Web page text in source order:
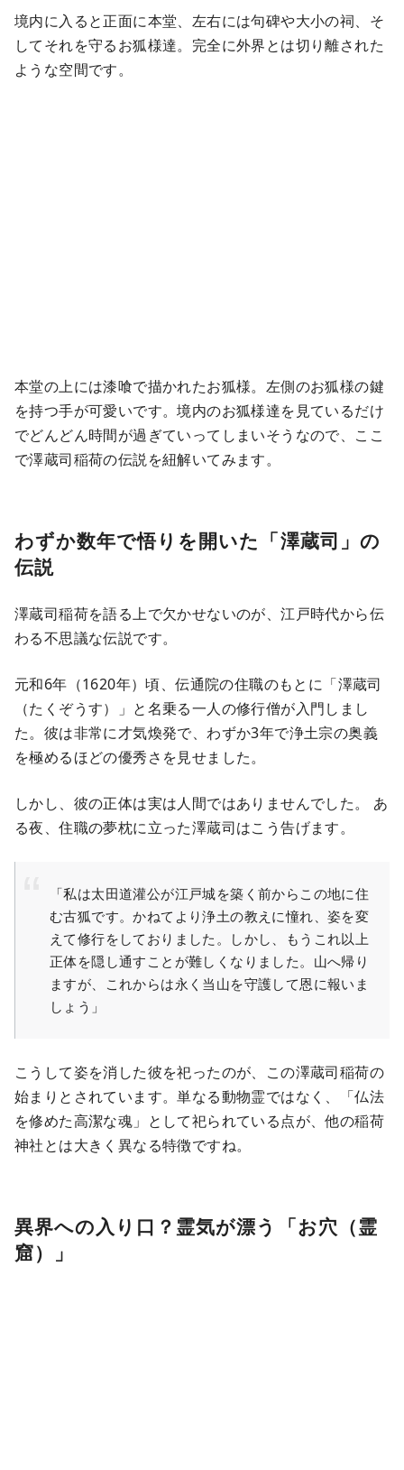
境内に入ると正面に本堂、左右には句碑や大小の祠、そ
してそれを守るお狐様達。完全に外界とは切り離された
ような空間です。
本堂の上には漆喰で描かれたお狐様。左側のお狐様の鍵
を持つ手が可愛いです。境内のお狐様達を見ているだけ
でどんどん時間が過ぎていってしまいそうなので、ここ
で澤蔵司稲荷の伝説を紐解いてみます。
わずか数年で悟りを開いた「澤蔵司」の
伝説
澤蔵司稲荷を語る上で欠かせないのが、江戸時代から伝
わる不思議な伝説です。
元和6年（1620年）頃、伝通院の住職のもとに「澤蔵司
（たくぞうす）」と名乗る一人の修行僧が入門しまし
た。彼は非常に才気煥発で、わずか3年で浄土宗の奥義
を極めるほどの優秀さを見せました。
しかし、彼の正体は実は人間ではありませんでした。 あ
る夜、住職の夢枕に立った澤蔵司はこう告げます。
「私は太田道灌公が江戸城を築く前からこの地に住
む古狐です。かねてより浄土の教えに憧れ、姿を変
えて修行をしておりました。しかし、もうこれ以上
正体を隠し通すことが難しくなりました。山へ帰り
ますが、これからは永く当山を守護して恩に報いま
しょう」
こうして姿を消した彼を祀ったのが、この澤蔵司稲荷の
始まりとされています。単なる動物霊ではなく、「仏法
を修めた高潔な魂」として祀られている点が、他の稲荷
神社とは大きく異なる特徴ですね。
異界への入り口？霊気が漂う「お穴（霊
窟）」